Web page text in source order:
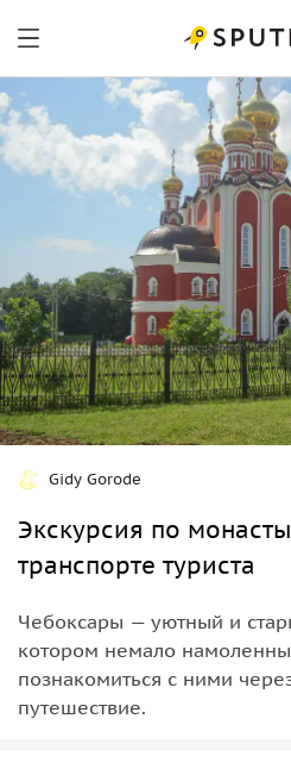
Gidy Gorode
Экскурсия по
транспорте туриста
Чебоксары — уютный и
котором немало
познакомиться с ними
путешествие.